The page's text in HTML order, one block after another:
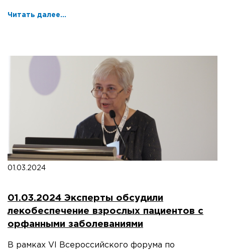
Читать далее...
01.03.2024
01.03.2024 Эксперты обсудили
лекобеспечение взрослых пациентов с
орфанными заболеваниями
В рамках VI Всероссийского форума по